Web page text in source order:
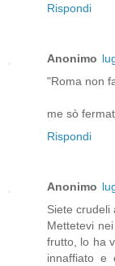
Rispondi
Anonimo
"Roma non
me sò
Rispondi
Anonimo
Siete crudeli
Mettetevi
frutto, lo ha
innaffiato e